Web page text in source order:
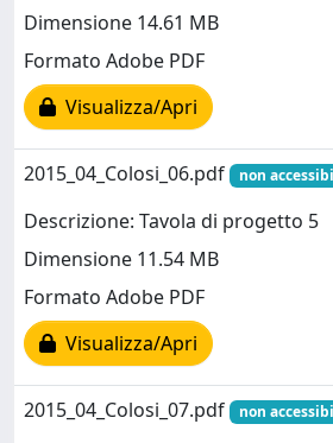
Dimensione 14.61 MB
Formato Adobe PDF
Visualizza/Apri
2015_04_Colosi_06.pdf non
Descrizione: Tavola di progetto 5
Dimensione 11.54 MB
Formato Adobe PDF
Visualizza/Apri
2015_04_Colosi_07.pdf non